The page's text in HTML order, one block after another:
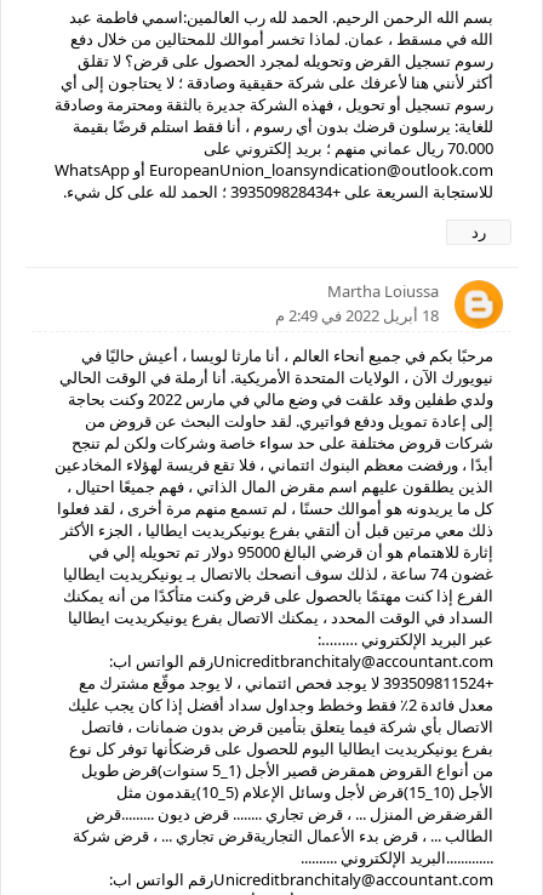
بسم الله الرحمن الرحيم. الحمد لله رب العالمين:اسمي فاطمة عبد
الله في مسقط ، عمان. لماذا تخسر أموالك للمحتالين من خلال دفع
رسوم تسجيل القرض وتحويله لمجرد الحصول على قرض؟ لا تقلق
أكثر لأنني هنا لأعرفك على شركة حقيقية وصادقة ؛ لا يحتاجون إلى أي
رسوم تسجيل أو تحويل ، فهذه الشركة جديرة بالثقة ومحترمة وصادقة
للغاية: يرسلون قرضك بدون أي رسوم ، أنا فقط استلم قرضًا بقيمة
70.000 ريال عماني منهم ؛ بريد إلكتروني على
EuropeanUnion_loansyndication@outlook.com أو WhatsApp
للاستجابة السريعة على +393509828434 ؛ الحمد لله على كل شيء.
رد
Martha Loiussa
18 أبريل 2022 في 2:49 م
مرحبًا بكم في جميع أنحاء العالم ، أنا مارثا لويسا ، أعيش حاليًا في
نيويورك الآن ، الولايات المتحدة الأمريكية. أنا أرملة في الوقت الحالي
ولدي طفلين وقد علقت في وضع مالي في مارس 2022 وكنت بحاجة
إلى إعادة تمويل ودفع فواتيري. لقد حاولت البحث عن قروض من
شركات قروض مختلفة على حد سواء خاصة وشركات ولكن لم تنجح
أبدًا ، ورفضت معظم البنوك ائتماني ، فلا تقع فريسة لهؤلاء المخادعين
الذين يطلقون عليهم اسم مقرض المال الذاتي ، فهم جميعًا احتيال ،
كل ما يريدونه هو أموالك حسنًا ، لم تسمع منهم مرة أخرى ، لقد فعلوا
ذلك معي مرتين قبل أن ألتقي بفرع يونيكريديت ايطاليا ، الجزء الأكثر
إثارة للاهتمام هو أن قرضي البالغ 95000 دولار تم تحويله إلي في
غضون 74 ساعة ، لذلك سوف أنصحك بالاتصال بـ يونيكريديت ايطاليا
الفرع إذا كنت مهتمًا بالحصول على قرض وكنت متأكدًا من أنه يمكنك
السداد في الوقت المحدد ، يمكنك الاتصال بفرع يونيكريديت ايطاليا
عبر البريد الإلكتروني ………:
Unicreditbranchitaly@accountant.comرقم الواتس اب:
+393509811524 لا يوجد فحص ائتماني ، لا يوجد موقّع مشترك مع
معدل فائدة 2٪ فقط وخطط وجداول سداد أفضل إذا كان يجب عليك
الاتصال بأي شركة فيما يتعلق بتأمين قرض بدون ضمانات ، فاتصل
بفرع يونيكريديت ايطاليا اليوم للحصول على قرضكأنها توفر كل نوع
من أنواع القروض همقرض قصير الأجل (1_5 سنوات)قرض طويل
الأجل (10_15)قرض لأجل وسائل الإعلام (5_10)يقدمون مثل
القرضقرض المنزل ... ، قرض تجاري ........ قرض ديون .........قرض
الطالب ... ، قرض بدء الأعمال التجاريةقرض تجاري ... ، قرض شركة
.............البريد الإلكتروني ..........
Unicreditbranchitaly@accountant.comرقم الواتس اب: